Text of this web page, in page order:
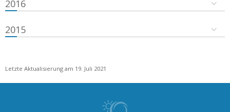
2016
2015
Letzte Aktualisierung am 19. Juli 2021